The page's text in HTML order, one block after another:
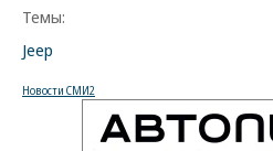
Темы:
Jeep
Новости СМИ2